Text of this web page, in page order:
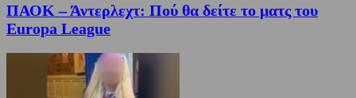
ΠΑΟΚ – Άντερλεχτ: Πού θα δείτε το ματς του
Europa League